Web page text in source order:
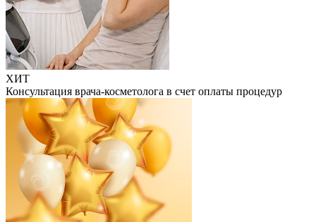
ХИТ
Консультация врача-косметолога в счет оплаты процедур